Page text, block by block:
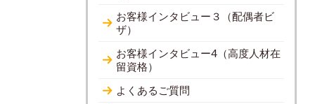
お客様インタビュー３（配偶者ビ
ザ）
お客様インタビュー4（高度人材在
留資格）
よくあるご質問